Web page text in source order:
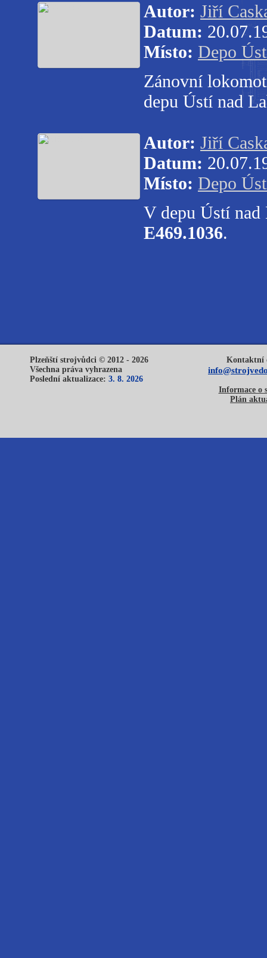
Autor: Jiří
Datum:
Místo: Depo
Zánovní
depu Ústí nad
Autor: Jiří
Datum:
Místo: Depo
V depu Ústí nad
E469.1036.
Plzeňští strojvůdci © 2012 - 2026
Všechna práva vyhrazena
Poslední aktualizace: 3. 8. 2026
Kontaktní
Informace o
Plán